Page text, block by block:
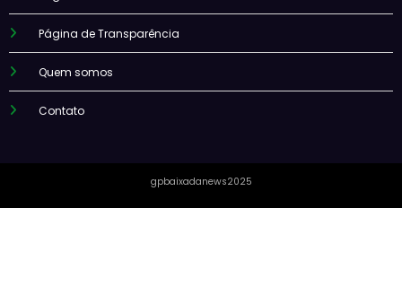
Página de Transparência
Quem somos
Contato
gpbaixadanews2025